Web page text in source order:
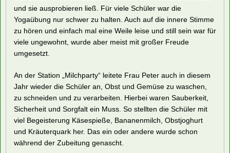
und sie ausprobieren ließ. Für viele Schüler war die
Yogaübung nur schwer zu halten. Auch auf die innere Stimme
zu hören und einfach mal eine Weile leise und still sein war für
viele ungewohnt, wurde aber meist mit großer Freude
umgesetzt.
An der Station „Milchparty“ leitete Frau Peter auch in diesem
Jahr wieder die Schüler an, Obst und Gemüse zu waschen,
zu schneiden und zu verarbeiten. Hierbei waren Sauberkeit,
Sicherheit und Sorgfalt ein Muss. So stellten die Schüler mit
viel Begeisterung Käsespieße, Bananenmilch, Obstjoghurt
und Kräuterquark her. Das ein oder andere wurde schon
während der Zubeitung genascht.